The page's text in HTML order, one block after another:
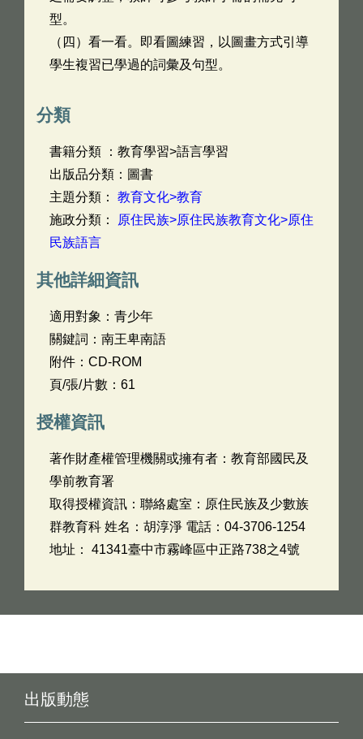
型。
（四）看一看。即看圖練習，以圖畫方式引導
學生複習已學過的詞彙及句型。
分類
書籍分類 ：教育學習>語言學習
出版品分類：圖書
主題分類： 教育文化>教育
施政分類：
原住民族>原住民族教育文化>原住
民族語言
其他詳細資訊
適用對象：青少年
關鍵詞：南王卑南語
附件：CD-ROM
頁/張/片數：61
授權資訊
著作財產權管理機關或擁有者：教育部國民及
學前教育署
取得授權資訊：聯絡處室：原住民族及少數族
群教育科 姓名：胡淳淨 電話：04-3706-1254
地址： 41341臺中市霧峰區中正路738之4號
出版動態